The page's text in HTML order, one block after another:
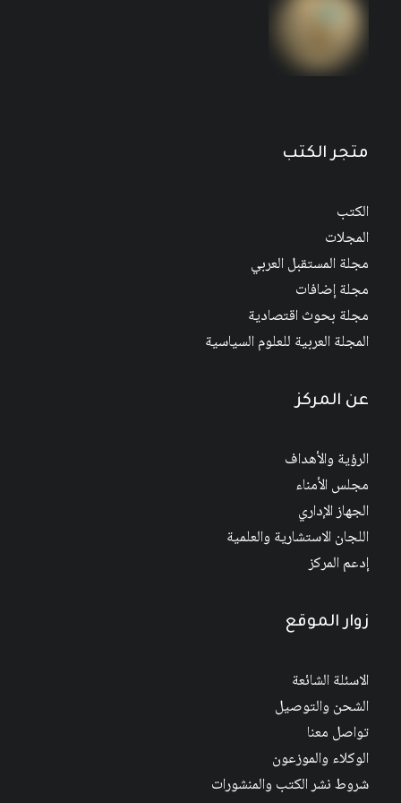
متجر الكتب
الكتب
المجلات
مجلة المستقبل العربي
مجلة إضافات
مجلة بحوث اقتصادية
المجلة العربية للعلوم السياسية
عن المركز
الرؤية والأهداف
مجلس الأمناء
الجهاز الإداري
اللجان الاستشارية والعلمية
إدعم المركز
زوار الموقع
الاسئلة الشائعة
الشحن والتوصيل
تواصل معنا
الوكلاء والموزعون
شروط نشر الكتب والمنشورات